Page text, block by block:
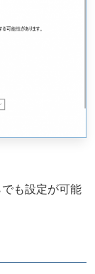
も設定が可能